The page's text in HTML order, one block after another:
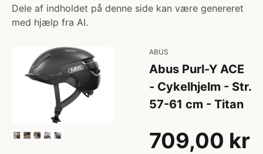
Dele af indholdet på denne side kan være genereret
med hjælp fra AI.
ABUS
Abus Purl-Y ACE
- Cykelhjelm - Str.
57-61 cm - Titan
709,00 kr